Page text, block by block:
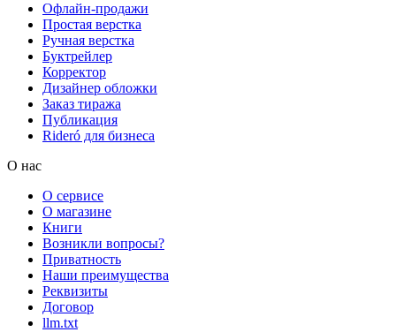
Офлайн-продажи
Простая верстка
Ручная верстка
Буктрейлер
Корректор
Дизайнер обложки
Заказ тиража
Публикация
Rideró для бизнеса
О нас
О сервисе
О магазине
Книги
Возникли вопросы?
Приватность
Наши преимущества
Реквизиты
Договор
llm.txt